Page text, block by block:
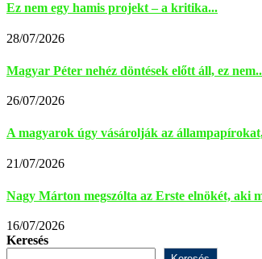
Ez nem egy hamis projekt – a kritika...
28/07/2026
Magyar Péter nehéz döntések előtt áll, ez
26/07/2026
A magyarok úgy vásárolják az
21/07/2026
Nagy Márton megszólta az Erste elnökét, aki
16/07/2026
Keresés